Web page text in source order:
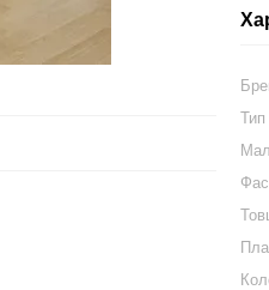
Тип